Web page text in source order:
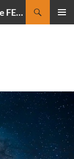
CIELMANIA : le blog de Jean-Baptiste FELDMANN, photographe du ciel